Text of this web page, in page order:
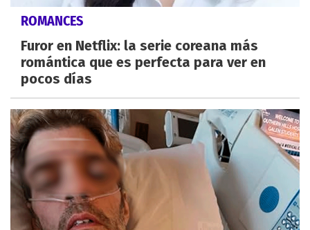
ROMANCES
Furor en Netflix: la serie coreana más
romántica que es perfecta para ver en
pocos días